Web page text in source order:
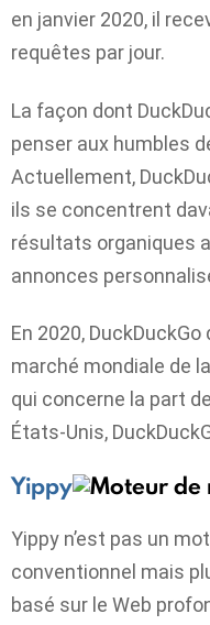
en janvier 2020, il
requêtes par jour.
La façon dont
penser aux humbles
Actuellement,
ils se concentrent
résultats organiques
annonces
En 2020,
marché mondiale de
qui concerne la part
États-Unis,
Yippy
Yippy n’est pas un
conventionnel mais
basé sur le Web